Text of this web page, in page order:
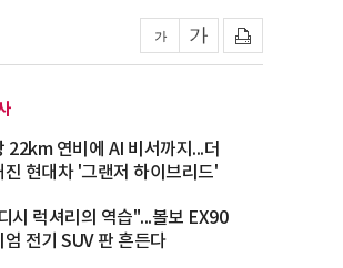
22km 연비에 AI 비서까지...더
진 현대차 '그랜저 하이브리드'
시 럭셔리의 역습"...볼보 EX90
엄 전기 SUV 판 흔든다